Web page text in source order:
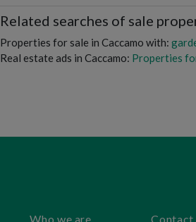
Related searches of sale
Properties for sale in Caccamo with:
Real estate ads in Caccamo: Properties
Who we are Contact